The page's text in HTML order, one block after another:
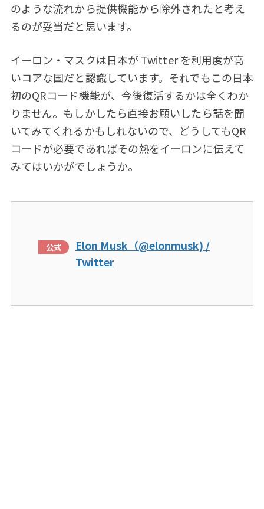
のような流れから提供機能から除外されたと考え
るのが妥当だと思います。
イーロン・マスクは日本が Twitter を利用度が高
いコアな国だと認識しています。それでもこの日本
初のQRコード機能が、今後復活するかは全くわか
りません。もしかしたら直接お願いしたら話を聞
いてみてくれるかもしれないので、どうしてもQR
コードが必要であればその熱をイーロンに伝えて
みてはいかがでしょうか。
Elon Musk（@elonmusk) /
Twitter